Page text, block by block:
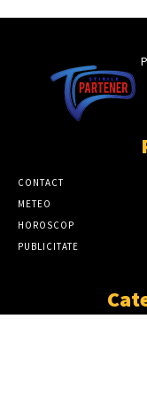
CONTACT
METEO
HOROSCOP
PUBLICITATE